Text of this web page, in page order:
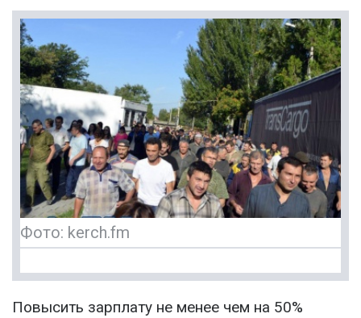
Фото: kerch.fm
Повысить зарплату не менее чем на 50%